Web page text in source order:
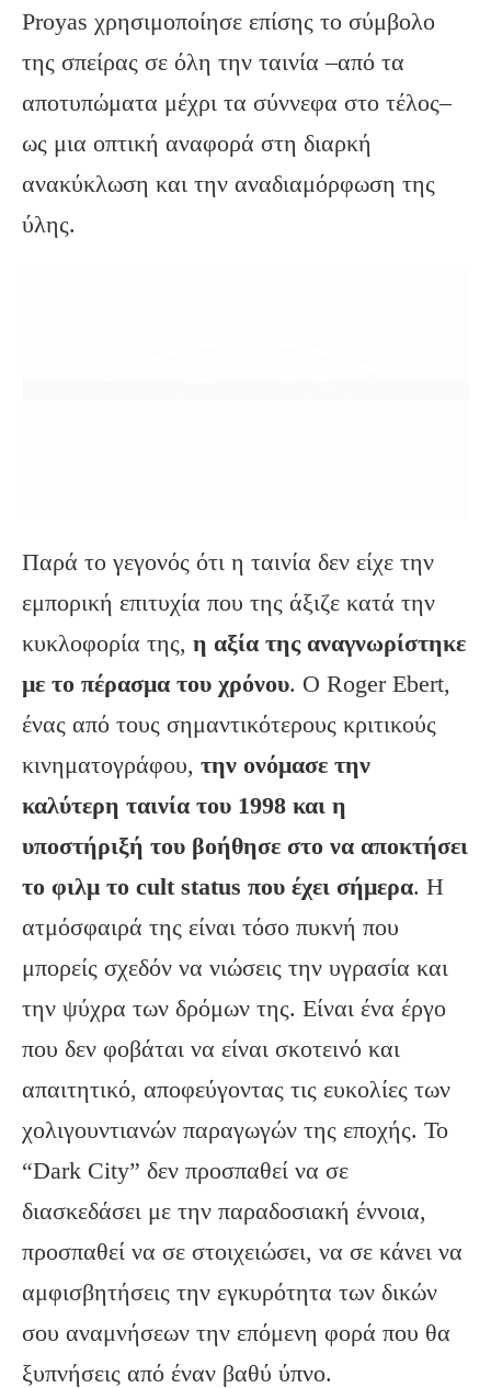
Proyas χρησιμοποίησε επίσης το σύμβολο
της σπείρας σε όλη την ταινία –από τα
αποτυπώματα μέχρι τα σύννεφα στο τέλος–
ως μια οπτική αναφορά στη διαρκή
ανακύκλωση και την αναδιαμόρφωση της
ύλης.
Παρά το γεγονός ότι η ταινία δεν είχε την
εμπορική επιτυχία που της άξιζε κατά την
κυκλοφορία της, η αξία της αναγνωρίστηκε
με το πέρασμα του χρόνου. Ο Roger Ebert,
ένας από τους σημαντικότερους κριτικούς
κινηματογράφου, την ονόμασε την
καλύτερη ταινία του 1998 και η
υποστήριξή του βοήθησε στο να αποκτήσει
το φιλμ το cultstatus που έχει σήμερα. Η
ατμόσφαιρά της είναι τόσο πυκνή που
μπορείς σχεδόν να νιώσεις την υγρασία και
την ψύχρα των δρόμων της. Είναι ένα έργο
που δεν φοβάται να είναι σκοτεινό και
απαιτητικό, αποφεύγοντας τις ευκολίες των
χολιγουντιανών παραγωγών της εποχής. Το
“Dark City” δεν προσπαθεί να σε
διασκεδάσει με την παραδοσιακή έννοια,
προσπαθεί να σε στοιχειώσει, να σε κάνει να
αμφισβητήσεις την εγκυρότητα των δικών
σου αναμνήσεων την επόμενη φορά που θα
ξυπνήσεις από έναν βαθύ ύπνο.